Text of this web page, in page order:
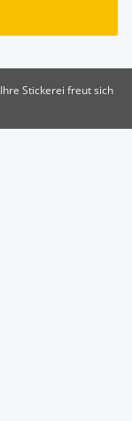
Ihre Stickerei freut sich